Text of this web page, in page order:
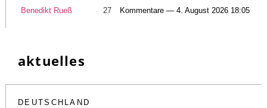
Benedikt Rueß 27 Kommentare — 4. August 2026 18:05
aktuelles
DEUTSCHLAND